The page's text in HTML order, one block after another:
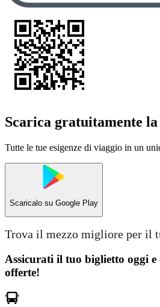
Scarica gratuitamente
Tutte le tue esigenze di viaggio in un
Scaricalo su Google Play
Trova il mezzo migliore per il
Assicurati il ​​tuo biglietto oggi
offerte!